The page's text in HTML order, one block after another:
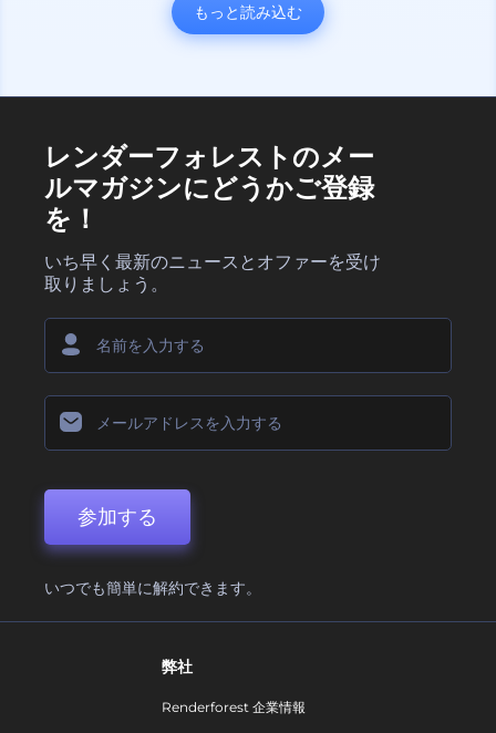
もっと読み込む
レンダーフォレストのメー
ルマガジンにどうかご登録
を！
いち早く最新のニュースとオファーを受け
取りましょう。
参加する
いつでも簡単に解約できます。
弊社
Renderforest 企業情報